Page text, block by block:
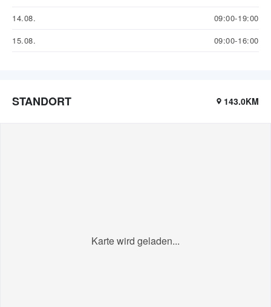
14.08.
09:00-19:00
15.08.
09:00-16:00
STANDORT 143.0KM
Karte wird geladen...